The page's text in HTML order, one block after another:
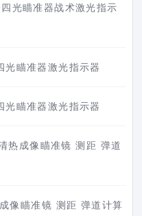
光瞄准器战术激光指示
瞄准器激光指示器
瞄准器激光指示器
成像瞄准镜 测距 弹道
瞄准镜 测距 弹道计算